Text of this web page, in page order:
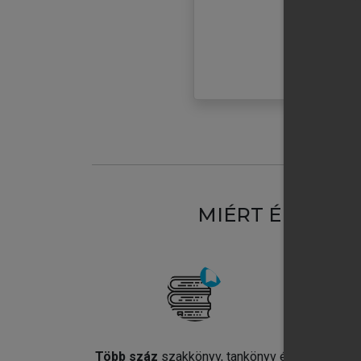
MIÉRT
Több száz szakkönyv, tankönyv és